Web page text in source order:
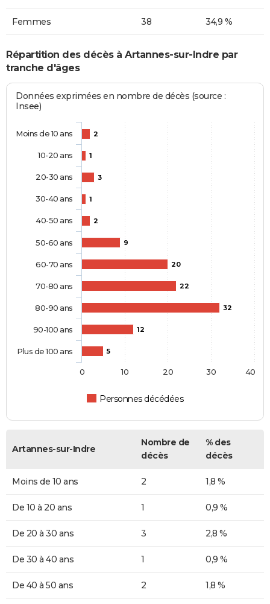
Femmes 38 34,9 %
Répartition des décès à Artannes-sur-Indre par
tranche d'âges
Données exprimées en nombre de décès (source :
Insee)
2
1
3
1
2
9
20
22
32
12
5
Personnes décédées
Moins de 10 ans
10-20 ans
20-30 ans
30-40 ans
40-50 ans
50-60 ans
60-70 ans
70-80 ans
80-90 ans
90-100 ans
Plus de 100 ans
0 10 20 30 40
Artannes-sur-Indre
Nombre de
décès
% des
décès
Moins de 10 ans 2 1,8 %
De 10 à 20 ans 1 0,9 %
De 20 à 30 ans 3 2,8 %
De 30 à 40 ans 1 0,9 %
De 40 à 50 ans 2 1,8 %